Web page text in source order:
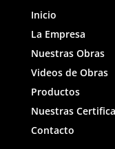
Inicio
La Empresa
Nuestras Obras
Videos de Obras
Productos
Nuestras
Contacto